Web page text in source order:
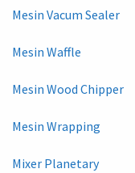
Mesin Vacum Sealer
Mesin Waffle
Mesin Wood Chipper
Mesin Wrapping
Mixer Planetary